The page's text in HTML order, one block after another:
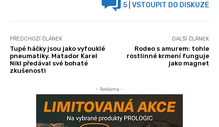
5 | VSTOUPIT DO DISKUZE
PŘEDCHOZÍ ČLÁNEK
Tupé háčky jsou jako vyfouklé
pneumatiky. Matador Karel
Nikl předával své bohaté
zkušenosti
DALŠÍ ČLÁNEK
Rodeo s amurem: tohle
rostlinné krmení funguje
jako magnet
- Reklama -